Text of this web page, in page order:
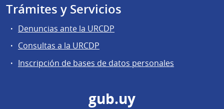
Trámites y Servicios
Denuncias ante la URCDP
Consultas a la URCDP
Inscripción de bases de datos personales
gub.uy